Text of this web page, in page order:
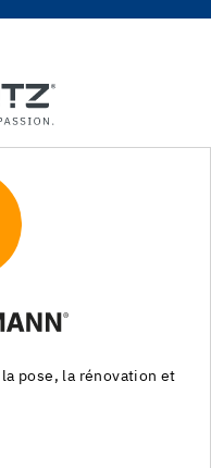
revêtements de sols